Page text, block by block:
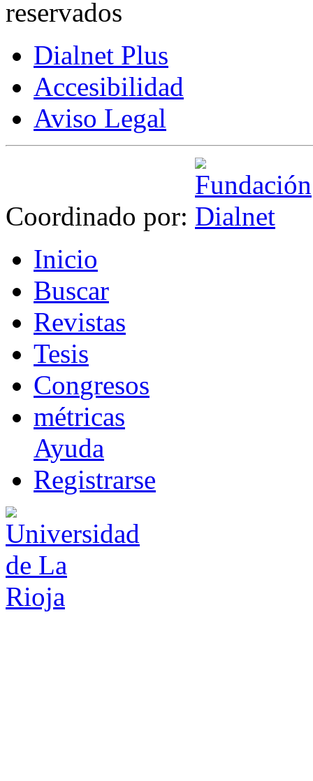
reservados
Dialnet Plus
Accesibilidad
Aviso Legal
Coordinado por:
Inicio
Buscar
Revistas
Tesis
Congresos
métricas
Ayuda
Registrarse